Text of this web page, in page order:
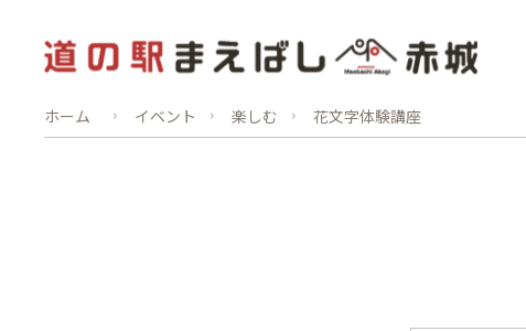
ホーム イベント 楽しむ 花文字体験講座